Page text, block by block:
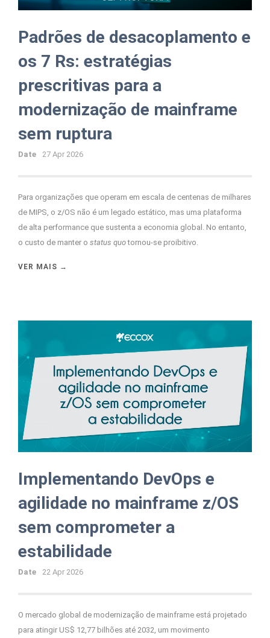
Padrões de desacoplamento e
os 7 Rs: estratégias
prescritivas para a
modernização de mainframe
sem ruptura
Date 27 Apr 2026
Para organizações que operam em escala de centenas de milhares
de MIPS, o z/OS não é um legado estático, mas uma plataforma
de alta performance que sustenta a economia global. No entanto,
o custo de manter o status quotornou-se proibitivo.
VER MAIS →
Implementando DevOps e
agilidade no mainframe z/OS
sem comprometer a
estabilidade
Date 22 Apr 2026
O mercado global de modernização de mainframe está projetado
para atingir US$ 12,77 bilhões até 2032, um movimento